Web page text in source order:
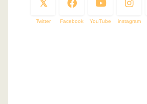
Twitter Facebook YouTube instagram